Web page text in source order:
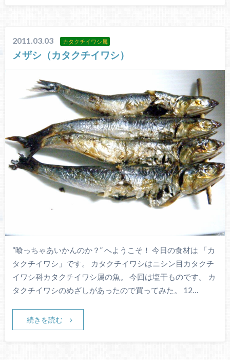
2011.03.03 カタクチイワシ属
メザシ（カタクチイワシ）
“喰っちゃあいかんのか？” へようこそ！ 今日の食材は 「カ
タクチイワシ」です。 カタクチイワシはニシン目カタクチ
イワシ科カタクチイワシ属の魚。 今回は塩干ものです。 カ
タクチイワシのめざしがあったので買ってみた。 12…
続きを読む